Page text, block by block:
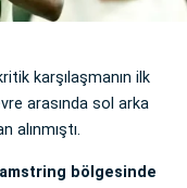
karşılaşmanın ilk
arasında sol arka
alınmıştı.
bölgesinde